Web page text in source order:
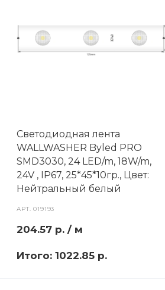
Светодиодная лента
WALLWASHER Byled PRO
SMD3030, 24 LED/m, 18W/m,
24V , IP67, 25*45*10гр., Цвет:
Нейтральный белый
АРТ.019193
204.57 р. / м
Итого:1022.85 р.